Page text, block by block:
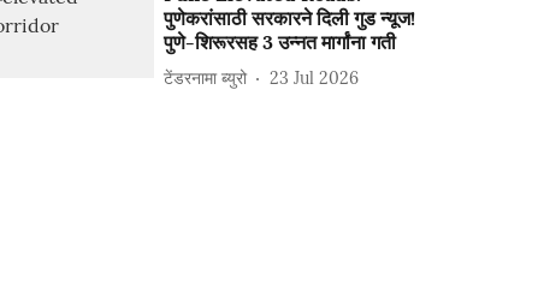
पुणेकरांसाठी सरकारने दिली गुड न्यूज!
पुणे-शिरूरसह 3 उन्नत मार्गांना गती
टेंडरनामा ब्युरो 23 Jul 2026